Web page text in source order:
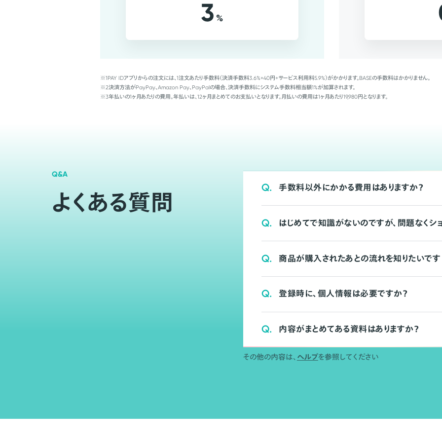
3 %
※1PAY IDアプリからの注文には、1注文あたり手数料（決済手数料3.6%+40円+サービス利用料5.9%）がかかります。BASEの手数料はかかりません。
※2決済方法がPayPay、Amazon Pay、PayPalの場合、決済手数料にシステム手数料相当額1%が加算されます。
※3年払いの1ヶ月あたりの費用。年払いは、12ヶ月まとめてのお支払いとなります。月払いの費用は1ヶ月あたり19,980円となります。
Q&A
よくある質問
Q. 手数料以外にかかる費用はありますか？
Q. はじめてで知識がないのですが、問題なくシ
Q. 商品が購入されたあとの流れを知りたいです
Q. 登録時に、個人情報は必要ですか？
Q. 内容がまとめてある資料はありますか？
その他の内容は、 ヘルプを参照してください